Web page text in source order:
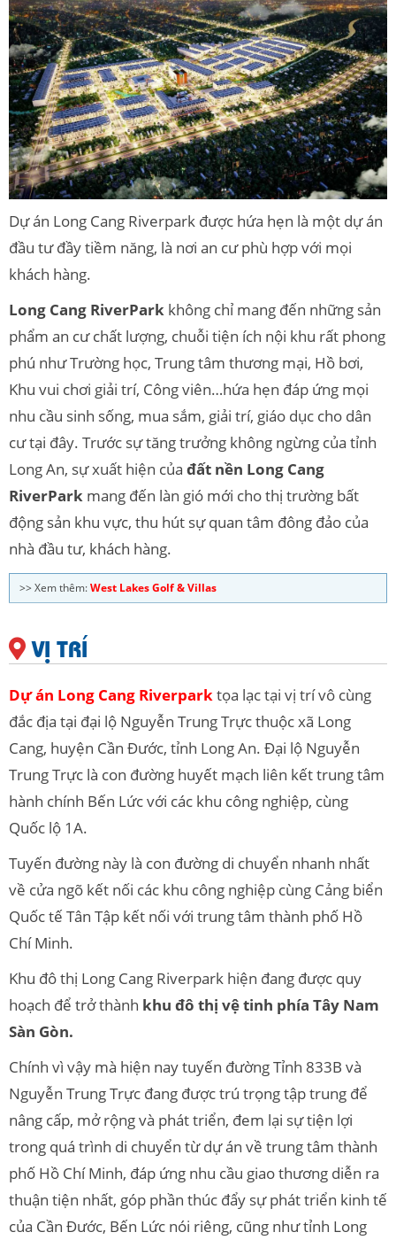
Dự án Long Cang Riverpark được hứa hẹn là một dự án
đầu tư đầy tiềm năng, là nơi an cư phù hợp với mọi
khách hàng.
Long Cang RiverPark không chỉ mang đến những sản
phẩm an cư chất lượng, chuỗi tiện ích nội khu rất phong
phú như Trường học, Trung tâm thương mại, Hồ bơi,
Khu vui chơi giải trí, Công viên…hứa hẹn đáp ứng mọi
nhu cầu sinh sống, mua sắm, giải trí, giáo dục cho dân
cư tại đây. Trước sự tăng trưởng không ngừng của tỉnh
Long An, sự xuất hiện của đất nền Long Cang
RiverPark mang đến làn gió mới cho thị trường bất
động sản khu vực, thu hút sự quan tâm đông đảo của
nhà đầu tư, khách hàng.
>> Xem thêm:West Lakes Golf & Villas
VỊ TRÍ
Dự án Long Cang Riverparktọa lạc tại vị trí vô cùng
đắc địa tại đại lộ Nguyễn Trung Trực thuộc xã Long
Cang, huyện Cần Đước, tỉnh Long An. Đại lộ Nguyễn
Trung Trực là con đường huyết mạch liên kết trung tâm
hành chính Bến Lức với các khu công nghiệp, cùng
Quốc lộ 1A.
Tuyến đường này là con đường di chuyển nhanh nhất
về cửa ngõ kết nối các khu công nghiệp cùng Cảng biển
Quốc tế Tân Tập kết nối với trung tâm thành phố Hồ
Chí Minh.
Khu đô thị Long Cang Riverpark hiện đang được quy
hoạch để trở thành khu đô thị vệ tinh phía Tây Nam
Sàn Gòn.
Chính vì vậy mà hiện nay tuyến đường Tỉnh 833B và
Nguyễn Trung Trực đang được trú trọng tập trung để
nâng cấp, mở rộng và phát triển, đem lại sự tiện lợi
trong quá trình di chuyển từ dự án về trung tâm thành
phố Hồ Chí Minh, đáp ứng nhu cầu giao thương diễn ra
thuận tiện nhất, góp phần thúc đẩy sự phát triển kinh tế
của Cần Đước, Bến Lức nói riêng, cũng như tỉnh Long